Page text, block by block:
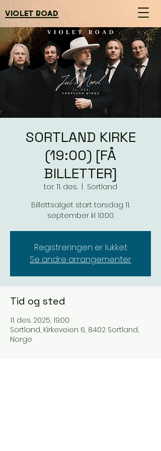
violet road
SORTLAND KIRKE
(19:00) [FÅ
BILLETTER]
tor. 11. des.
Sortland
Billettsalget start torsdag 11.
september kl 10:00.
Registreringen er lukket
Se andre arrangementer
Tid og sted
11. des. 2025, 19:00
Sortland, Kirkeveien 6, 8402 Sortland,
Norge